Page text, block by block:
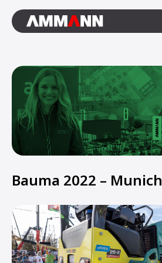
Bauma 2022 – Munich